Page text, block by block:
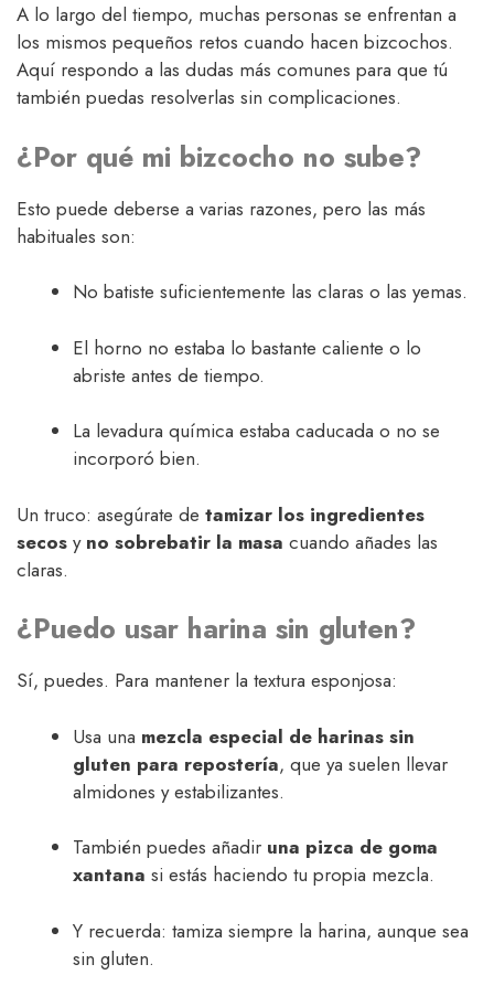
A lo largo del tiempo, muchas personas se enfrentan a
los mismos pequeños retos cuando hacen bizcochos.
Aquí respondo a las dudas más comunes para que tú
también puedas resolverlas sin complicaciones.
¿Por qué mi bizcocho no sube?
Esto puede deberse a varias razones, pero las más
habituales son:
No batiste suficientemente las claras o las yemas.
El horno no estaba lo bastante caliente o lo
abriste antes de tiempo.
La levadura química estaba caducada o no se
incorporó bien.
Un truco: asegúrate de tamizar los ingredientes
secos y no sobrebatir la masa cuando añades las
claras.
¿Puedo usar harina sin gluten?
Sí, puedes. Para mantener la textura esponjosa:
Usa una mezcla especial de harinas sin
gluten para repostería, que ya suelen llevar
almidones y estabilizantes.
También puedes añadir una pizca de goma
xantana si estás haciendo tu propia mezcla.
Y recuerda: tamiza siempre la harina, aunque sea
sin gluten.